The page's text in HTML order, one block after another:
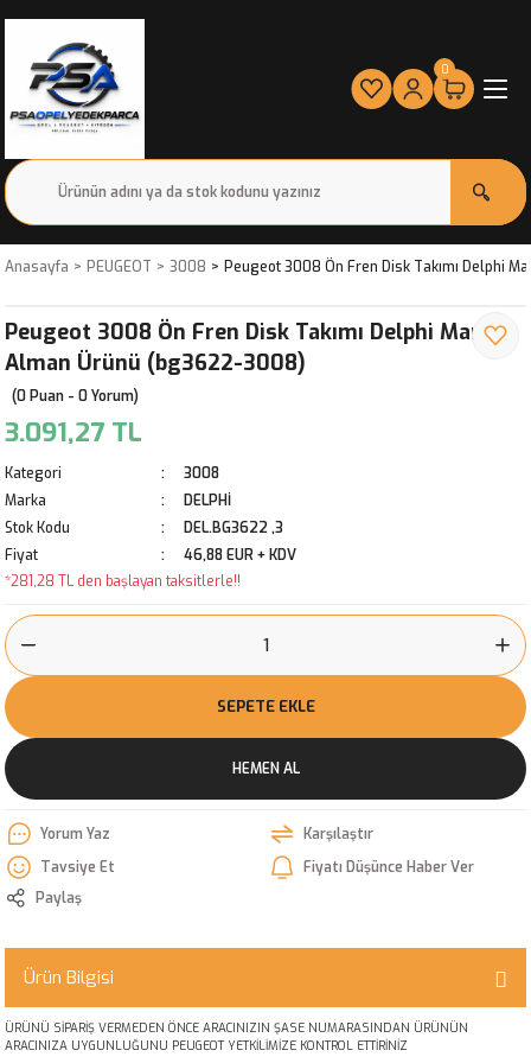
0
Anasayfa PEUGEOT 3008 Peugeot 3008 Ön Fren Disk Takımı Delphi
Peugeot 3008 Ön Fren Disk Takımı Delphi Marka
Alman Ürünü (bg3622-3008)
(0 Puan - 0 Yorum)
3.091,27 TL
Kategori
3008
Marka
DELPHİ
Stok Kodu
DEL.BG3622 ,3
Fiyat
46,88 EUR + KDV
*281,28 TL den başlayan taksitlerle!!
SEPETE EKLE
HEMEN AL
Yorum Yaz
Karşılaştır
Tavsiye Et
Fiyatı Düşünce Haber Ver
Paylaş
Ürün Bilgisi
ÜRÜNÜ SİPARİŞ VERMEDEN ÖNCE ARACINIZIN ŞASE NUMARASINDAN ÜRÜNÜN
ARACINIZA UYGUNLUĞUNU PEUGEOT YETKİLİMİZE KONTROL ETTİRİNİZ